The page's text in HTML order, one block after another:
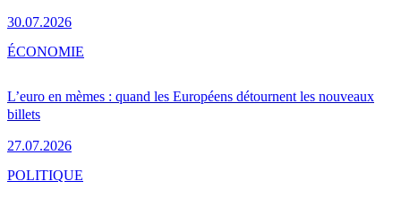
30.07.2026
L’euro en mèmes : quand les Européens détournent les nouveaux
billets
27.07.2026
ÉCONOMIE
POLITIQUE